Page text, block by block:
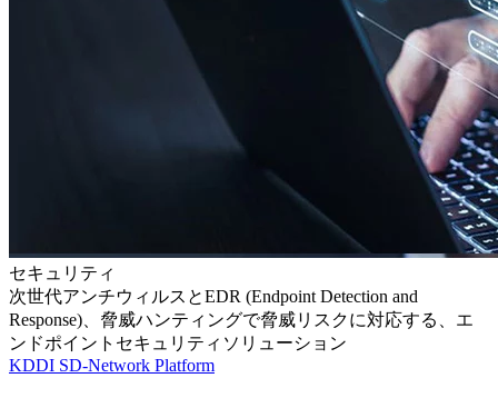
セキュリティ
次世代アンチウィルスとEDR (Endpoint Detection and
Response)、脅威ハンティングで脅威リスクに対応する、エ
ンドポイントセキュリティソリューション
KDDI SD-Network Platform